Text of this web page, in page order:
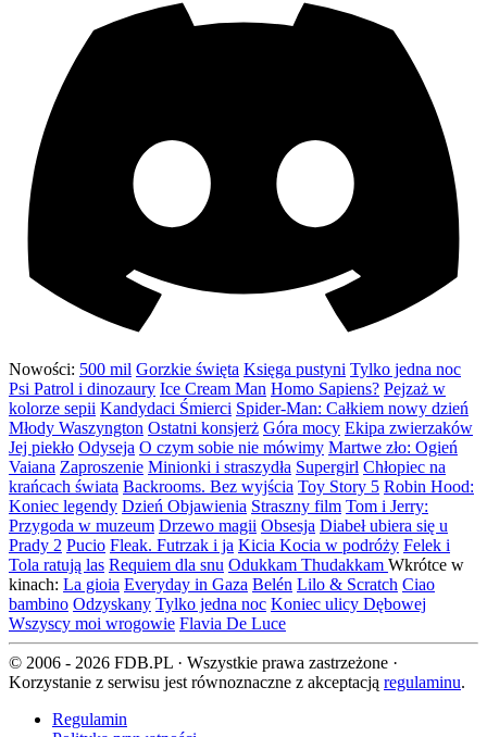
Nowości: 500 mil Gorzkie święta Księga pustyni Tylko jedna noc
Psi Patrol i dinozaury Ice Cream Man Homo Sapiens? Pejzaż w
kolorze sepii Kandydaci Śmierci Spider-Man: Całkiem nowy dzień
Młody Waszyngton Ostatni konsjerż Góra mocy Ekipa zwierzaków
Jej piekło Odyseja O czym sobie nie mówimy Martwe zło: Ogień
Vaiana Zaproszenie Minionki i straszydła Supergirl Chłopiec na
krańcach świata Backrooms. Bez wyjścia Toy Story 5 Robin Hood:
Koniec legendy Dzień Objawienia Straszny film Tom i Jerry:
Przygoda w muzeum Drzewo magii Obsesja Diabeł ubiera się u
Prady 2 Pucio Fleak. Futrzak i ja Kicia Kocia w podróży Felek i
Tola ratują las Requiem dla snu Odukkam Thudakkam Wkrótce w
kinach: La gioia Everyday in Gaza Belén Lilo & Scratch Ciao
bambino Odzyskany Tylko jedna noc Koniec ulicy Dębowej
Wszyscy moi wrogowie Flavia De Luce
© 2006 - 2026 FDB.PL · Wszystkie prawa zastrzeżone ·
Korzystanie z serwisu jest równoznaczne z akceptacją regulaminu.
Regulamin